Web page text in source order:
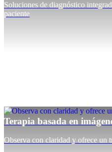
Soluciones de diagnóstico
paciente
Terapia basada en
Observa con claridad y ofrece un